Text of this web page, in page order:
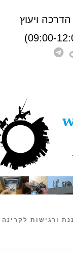
לקרינה